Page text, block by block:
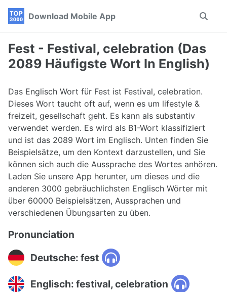
Skip
navigation
Skip
Skip
Download Mobile App
Toggle
Fest - Festival, celebration (Das
2089 Häufigste Wort In English)
Das Englisch Wort für Fest ist Festival, celebration.
Dieses Wort taucht oft auf, wenn es um lifestyle &
freizeit, gesellschaft geht. Es kann als substantiv
verwendet werden. Es wird als B1-Wort klassifiziert
und ist das 2089 Wort im Englisch. Unten finden Sie
Beispielsätze, um den Kontext darzustellen, und Sie
können sich auch die Aussprache des Wortes anhören.
Laden Sie unsere App herunter, um dieses und die
anderen 3000 gebräuchlichsten Englisch Wörter mit
über 60000 Beispielsätzen, Aussprachen und
verschiedenen Übungsarten zu üben.
Pronunciation
Deutsche: fest
Englisch: festival, celebration